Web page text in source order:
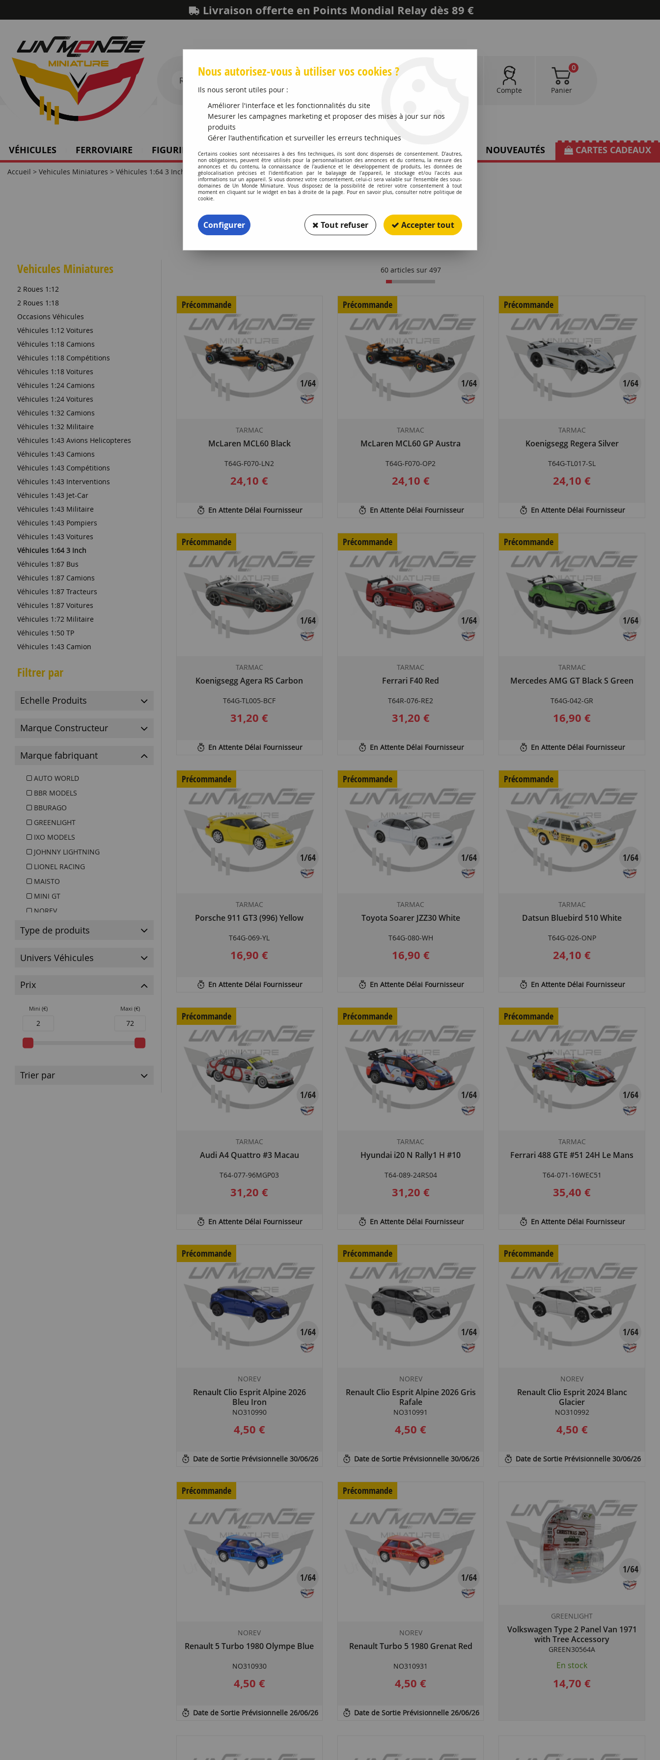
Livraison offerte en Points Mondial Relay dès 89 €
Compte
0
Panier
VÉHICULES FERROVIAIRE FIGURINES SCHLEICH MAQUETTES ET ACCESSOIRES PROMOTIONS NOUVEAUTÉS CARTES CADEAUX
Accueil > Vehicules Miniatures > Véhicules 1:64 3 Inch
Véhicules 1:64 3 Inch
Vehicules Miniatures
2 Roues 1:12
2 Roues 1:18
Occasions Véhicules
Véhicules 1:12 Voitures
Véhicules 1:18 Camions
Véhicules 1:18 Compétitions
Véhicules 1:18 Voitures
Véhicules 1:24 Camions
Véhicules 1:24 Voitures
Véhicules 1:32 Camions
Véhicules 1:32 Militaire
Véhicules 1:43 Avions Helicopteres
Véhicules 1:43 Camions
Véhicules 1:43 Compétitions
Véhicules 1:43 Interventions
Véhicules 1:43 Jet-Car
Véhicules 1:43 Militaire
Véhicules 1:43 Pompiers
Véhicules 1:43 Voitures
Véhicules 1:64 3 Inch
Véhicules 1:87 Bus
Véhicules 1:87 Camions
Véhicules 1:87 Tracteurs
Véhicules 1:87 Voitures
Véhicules 1:72 Militaire
Véhicules 1:50 TP
Véhicules 1:43 Camion
Filtrer par
Echelle Produits
Marque Constructeur
Marque fabriquant
AUTO WORLD
BBR MODELS
BBURAGO
GREENLIGHT
IXO MODELS
JOHNNY LIGHTNING
LIONEL RACING
MAISTO
MINI GT
NOREV
PARA64
Type de produits
Univers Véhicules
Prix
Mini (€) Maxi (€)
Trier par
60 articles sur 497
Précommande
TARMAC
McLaren MCL60 Black
T64G-F070-LN2
24,10 €
En Attente Délai Fournisseur
Précommande
TARMAC
McLaren MCL60 GP Austra
T64G-F070-OP2
24,10 €
En Attente Délai Fournisseur
Précommande
TARMAC
Koenigsegg Regera Silver
T64G-TL017-SL
24,10 €
En Attente Délai Fournisseur
Précommande
TARMAC
Koenigsegg Agera RS Carbon
T64G-TL005-BCF
31,20 €
En Attente Délai Fournisseur
Précommande
TARMAC
Ferrari F40 Red
T64R-076-RE2
31,20 €
En Attente Délai Fournisseur
Précommande
TARMAC
Mercedes AMG GT Black S Green
T64G-042-GR
16,90 €
En Attente Délai Fournisseur
Précommande
TARMAC
Porsche 911 GT3 (996) Yellow
T64G-069-YL
16,90 €
En Attente Délai Fournisseur
Précommande
TARMAC
Toyota Soarer JZZ30 White
T64G-080-WH
16,90 €
En Attente Délai Fournisseur
Précommande
TARMAC
Datsun Bluebird 510 White
T64G-026-ONP
24,10 €
En Attente Délai Fournisseur
Précommande
TARMAC
Audi A4 Quattro #3 Macau
T64-077-96MGP03
31,20 €
En Attente Délai Fournisseur
Précommande
TARMAC
Hyundai i20 N Rally1 H #10
T64-089-24RS04
31,20 €
En Attente Délai Fournisseur
Précommande
TARMAC
Ferrari 488 GTE #51 24H Le Mans
T64-071-16WEC51
35,40 €
En Attente Délai Fournisseur
Précommande
NOREV
Renault Clio Esprit Alpine 2026
Bleu Iron
NO310990
4,50 €
Date de Sortie Prévisionnelle 30/06/26
Précommande
NOREV
Renault Clio Esprit Alpine 2026 Gris
Rafale
NO310991
4,50 €
Date de Sortie Prévisionnelle 30/06/26
Précommande
NOREV
Renault Clio Esprit 2024 Blanc
Glacier
NO310992
4,50 €
Date de Sortie Prévisionnelle 30/06/26
Précommande
NOREV
Renault 5 Turbo 1980 Olympe Blue
NO310930
4,50 €
Date de Sortie Prévisionnelle 26/06/26
Précommande
NOREV
Renault Turbo 5 1980 Grenat Red
NO310931
4,50 €
Date de Sortie Prévisionnelle 26/06/26
GREENLIGHT
Volkswagen Type 2 Panel Van 1971
with Tree Accessory
GREEN30564A
En stock
14,70 €
Nous autorisez-vous à utiliser vos cookies ?
Ils nous seront utiles pour :
Améliorer l'interface et les fonctionnalités du site
Mesurer les campagnes marketing et proposer des mises à jour sur nos
produits
Gérer l'authentification et surveiller les erreurs techniques
Certains cookies sont nécessaires à des fins techniques, ils sont donc dispensés de consentement. D'autres,
non obligatoires, peuvent être utilisés pour la personnalisation des annonces et du contenu, la mesure des
annonces et du contenu, la connaissance de l'audience et le développement de produits, les données de
géolocalisation précises et l'identification par le balayage de l'appareil, le stockage et/ou l'accès aux
informations sur un appareil. Si vous donnez votre consentement, celui-ci sera valable sur l’ensemble des sous-
domaines de Un Monde Miniature. Vous disposez de la possibilité de retirer votre consentement à tout
moment en cliquant sur le widget en bas à droite de la page. Pour en savoir plus, consulter notre politique de
cookie.
Configurer Tout refuser Accepter tout